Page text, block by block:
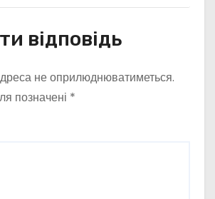
відповідь
не оприлюднюватиметься.
позначені *